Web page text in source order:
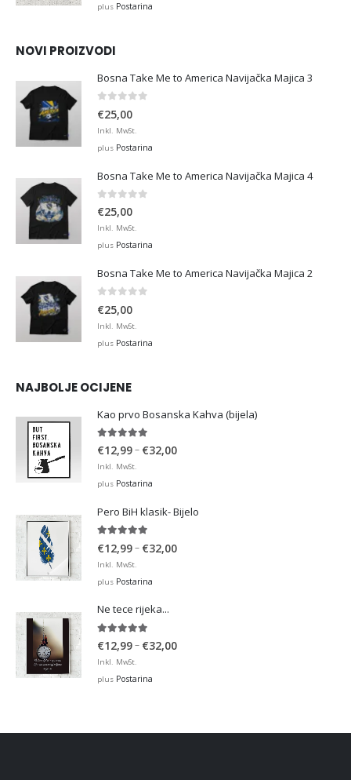
plus Postarina
NOVI PROIZVODI
Bosna Take Me to America Navijačka Majica 3
€25,00
Inkl. MwSt.
plus Postarina
Bosna Take Me to America Navijačka Majica 4
0 out of 5
€25,00
Inkl. MwSt.
plus Postarina
Bosna Take Me to America Navijačka Majica 2
€25,00
Inkl. MwSt.
plus Postarina
NAJBOLJE OCIJENE
Kao prvo Bosanska Kahva (bijela)
5.00out of 5
€12,99– €32,00Price
€32,00
Inkl. MwSt.
plus Postarina
Pero BiH klasik- Bijelo
€12,99– €32,00Price
Inkl. MwSt.
plus Postarina
Ne tece rijeka...
5.00out of 5
€12,99– €32,00Price
Inkl. MwSt.
plus Postarina